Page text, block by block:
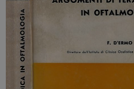
CONDIZIONI DI VENDITA
BOOKLOVERS CARD
SPEDIZIONI
CONTATTI